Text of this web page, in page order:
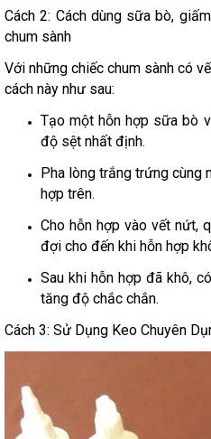
Cách 2: Cách dùng sữa bò,
chum sành
Với những chiếc chum sành có
cách này như sau:
Tạo một hỗn hợp sữa bò
độ sệt nhất định.
Pha lòng trắng trứng cùng
hợp trên.
Cho hỗn hợp vào vết nứt,
đợi cho đến khi hỗn hợp
Sau khi hỗn hợp đã khô,
tăng độ chắc chắn.
Cách 3: Sử Dụng Keo Chuyên